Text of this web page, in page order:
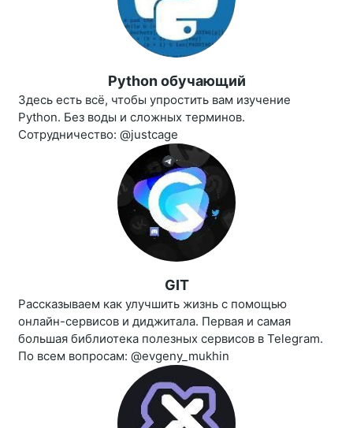
Python обучающий
Здесь есть всё, чтобы упростить вам изучение
Python. Без воды и сложных терминов.
Сотрудничество: @justcage
GIT
Рассказываем как улучшить жизнь с помощью
онлайн-сервисов и диджитала. Первая и самая
большая библиотека полезных сервисов в Telegram.
По всем вопросам: @evgeny_mukhin